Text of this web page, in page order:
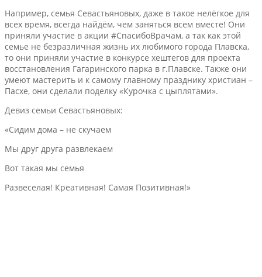
Например, семья Севастьяновых, даже в такое нелёгкое для
всех время, всегда найдём, чем заняться всем вместе! Они
приняли участие в акции #СпасибоВрачам, а так как этой
семье не безразличная жизнь их любимого города Плавска,
то они приняли участие в конкурсе хештегов для проекта
восстановления Гагаринского парка в г.Плавске. Также они
умеют мастерить и к самому главному празднику христиан –
Пасхе, они сделали поделку «Курочка с цыплятами».
Девиз семьи Севастьяновых:
«Сидим дома – не скучаем
Мы друг друга развлекаем
Вот такая мы семья
Развеселая! Креативная! Самая Позитивная!»